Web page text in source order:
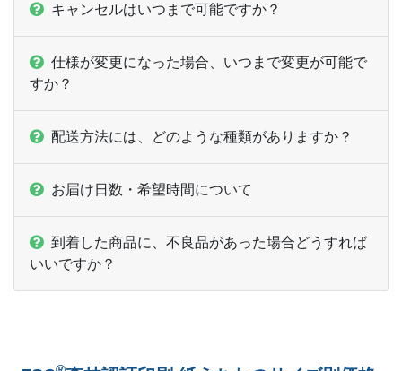
キャンセルはいつまで可能ですか？
仕様が変更になった場合、いつまで変更が可能で
すか？
配送方法には、どのような種類がありますか？
お届け日数・希望時間について
到着した商品に、不良品があった場合どうすれば
いいですか？